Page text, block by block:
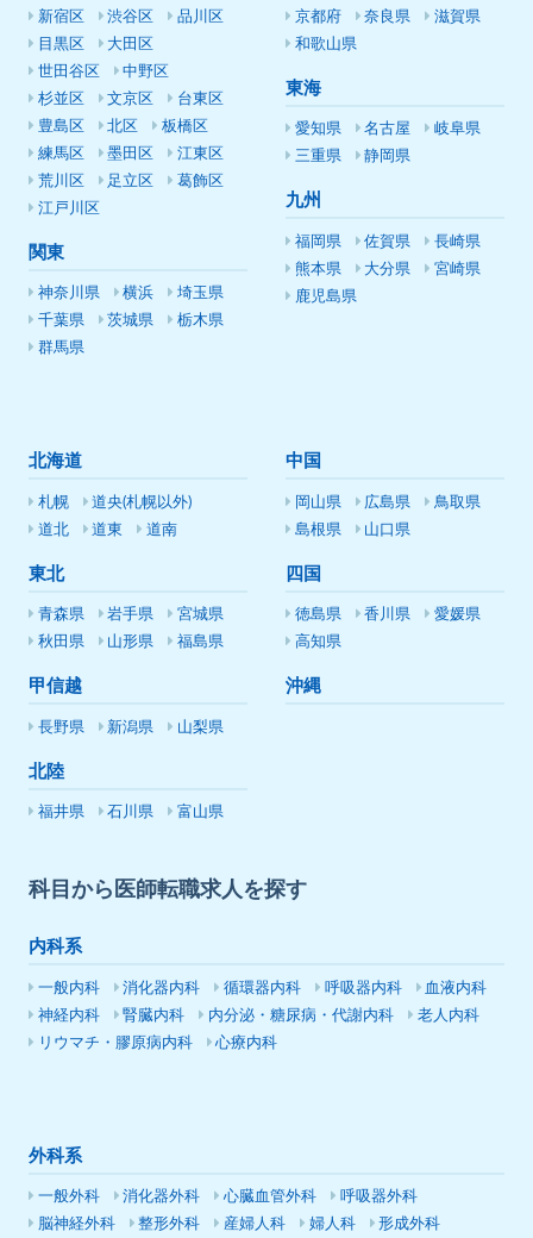
新宿区
渋谷区
品川区
目黒区
大田区
世田谷区
中野区
杉並区
文京区
台東区
豊島区
北区
板橋区
練馬区
墨田区
江東区
荒川区
足立区
葛飾区
江戸川区
関東
神奈川県 横浜
埼玉県
千葉県
茨城県
栃木県
群馬県
京都府
奈良県
滋賀県
和歌山県
東海
愛知県 名古屋
岐阜県
三重県
静岡県
九州
福岡県 佐賀県
長崎県
熊本県
大分県
宮崎県
鹿児島県
北海道
札幌
道央(札幌以外)
道北
道東 道南
東北
青森県 岩手県
宮城県
秋田県
山形県 福島県
甲信越
長野県 新潟県 山梨県
北陸
福井県 石川県 富山県
中国
岡山県 広島県
鳥取県
島根県
山口県
四国
徳島県 香川県
愛媛県
高知県
沖縄
科目から医師転職求人を探す
内科系
一般内科 消化器内科 循環器内科 呼吸器内科
血液内科
神経内科
腎臓内科 内分泌・糖尿病・代謝内科
老人内科
リウマチ・膠原病内科
心療内科
外科系
一般外科 消化器外科 心臓血管外科
呼吸器外科
脳神経外科
整形外科 産婦人科 婦人科
形成外科